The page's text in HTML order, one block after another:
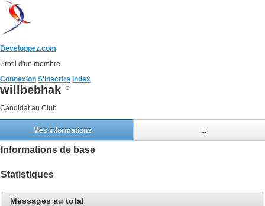
Developpez.com
Profil d'un membre
Connexion S'inscrire Index
willbebhak
Candidat au Club
Mes informations ...
Informations de base
Statistiques
Messages au total